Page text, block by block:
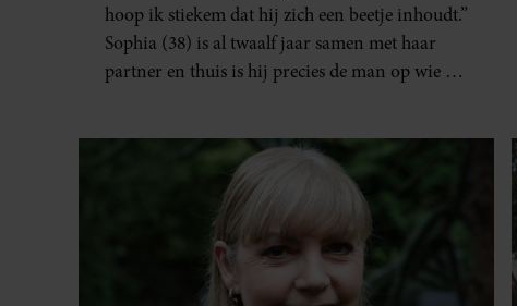
hoop ik stiekem dat hij zich een beetje inhoudt.”
Sophia (38) is al twaalf jaar samen met haar
partner en thuis is hij precies de man op wie ze
ze samen onder de mensen zijn.